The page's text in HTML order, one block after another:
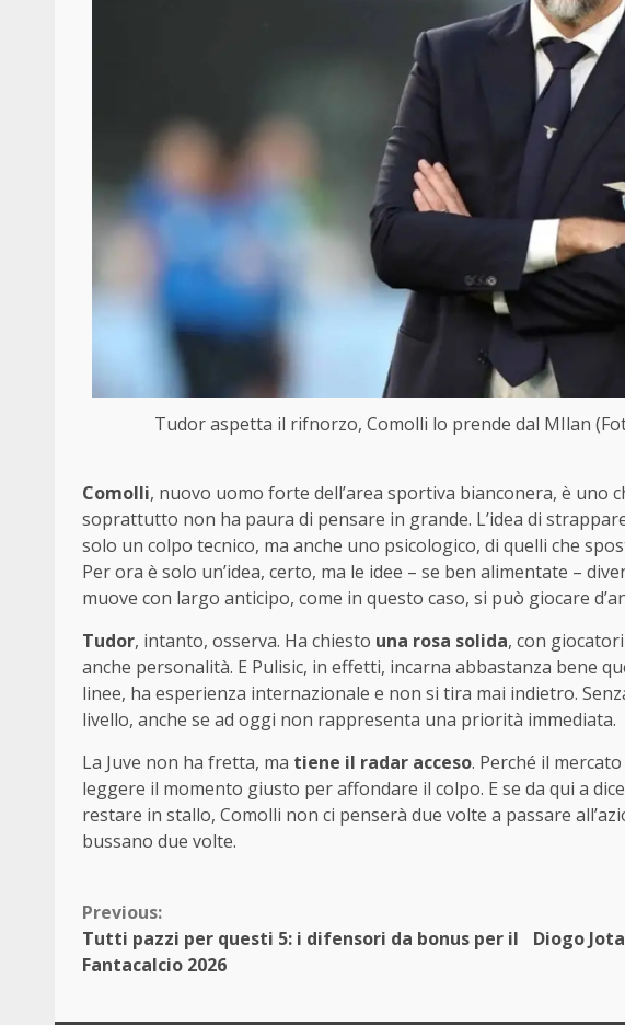
Tudor aspetta il rifnorzo, Comolli lo prende dal MIlan
Comolli, nuovo uomo forte dell’area sportiva bianconera, è uno
soprattutto non ha paura di pensare in grande. L’idea di
solo un colpo tecnico, ma anche uno psicologico, di quelli che
Per ora è solo un’idea, certo, ma le idee – se ben alimentate –
muove con largo anticipo, come in questo caso, si può giocare
Tudor, intanto, osserva. Ha chiesto una rosa solida, con
anche personalità. E Pulisic, in effetti, incarna abbastanza bene
linee, ha esperienza internazionale e non si tira mai indietro.
livello, anche se ad oggi non rappresenta una priorità immediata.
La Juve non ha fretta, ma tiene il radar acceso. Perché il
leggere il momento giusto per affondare il colpo. E se da qui a
restare in stallo, Comolli non ci penserà due volte a passare
bussano due volte.
Continue
Reading
Previous:
Tutti pazzi per questi 5: i difensori da bonus per il
Fantacalcio 2026
Diogo